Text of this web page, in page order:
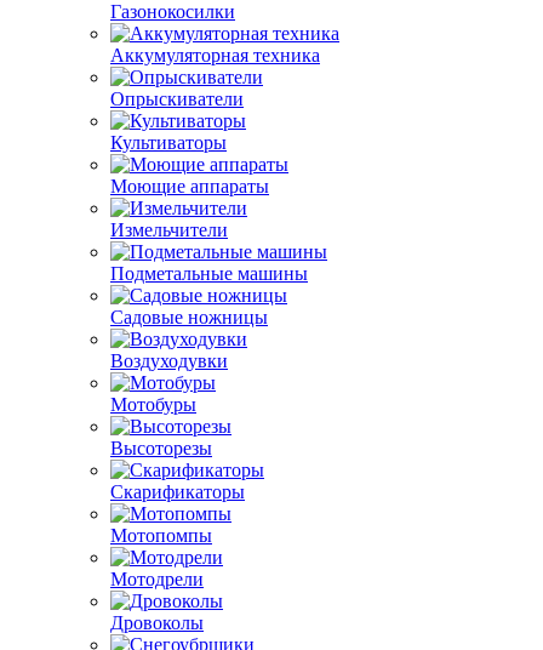
Газонокосилки
Аккумуляторная техника
Опрыскиватели
Культиваторы
Моющие аппараты
Измельчители
Подметальные машины
Садовые ножницы
Воздуходувки
Мотобуры
Высоторезы
Скарификаторы
Мотопомпы
Мотодрели
Дровоколы